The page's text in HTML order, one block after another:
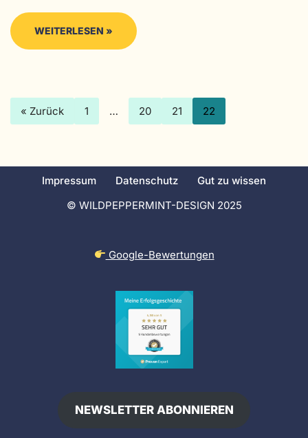
WEITERLESEN »
« Zurück 1 … 20 21 22
Impressum Datenschutz
Gut zu wissen
© WILDPEPPERMINT-DESIGN 2025
Google-Bewertungen
NEWSLETTER ABONNIEREN